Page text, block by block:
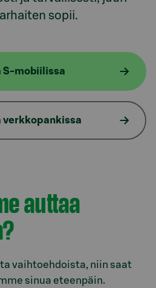
sopii.
S-mobiilissa
verkkopankissa
auttaa
vaihtoehdoista, niin saat
sinua eteenpäin.